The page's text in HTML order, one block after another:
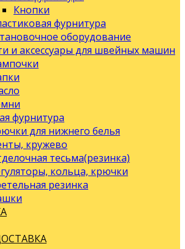
Кнопки
фурнитура
оборудование
и аксессуары для швейных машин
фурнитура
для нижнего белья
кружево
тесьма(резинка)
кольца, крючки
резинка